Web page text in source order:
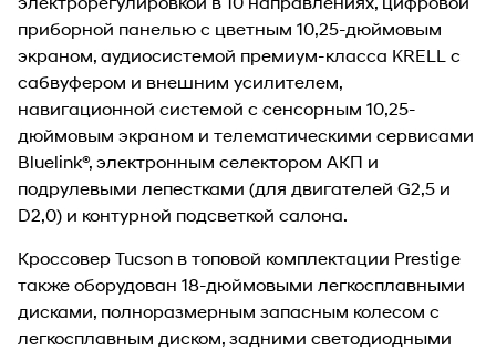
приборной панелью с цветным 10,25-дюймовым
экраном, аудиосистемой премиум-класса KRELL с
сабвуфером и внешним усилителем,
навигационной системой с сенсорным 10,25-
дюймовым экраном и телематическими сервисами
Bluelink®, электронным селектором АКП и
подрулевыми лепестками (для двигателей G2,5 и
D2,0) и контурной подсветкой салона.
Кроссовер Tucson в топовой комплектации Prestige
также оборудован 18-дюймовыми легкосплавными
дисками, полноразмерным запасным колесом с
легкосплавным диском, задними светодиодными